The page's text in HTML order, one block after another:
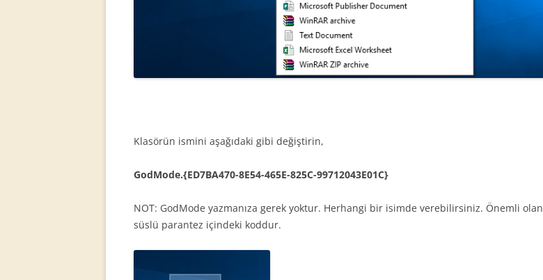
Klasörün ismini aşağıdaki gibi değiştirin,
GodMode.{ED7BA470-8E54-465E-825C-99712043E01C}
NOT: GodMode yazmanıza gerek yoktur. Herhangi bir isimde verebilirsiniz. Önemli olan
süslü parantez içindeki koddur.